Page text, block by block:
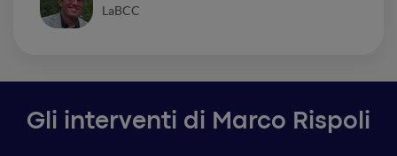
LaBCC
Gli interventi di Marco Rispoli